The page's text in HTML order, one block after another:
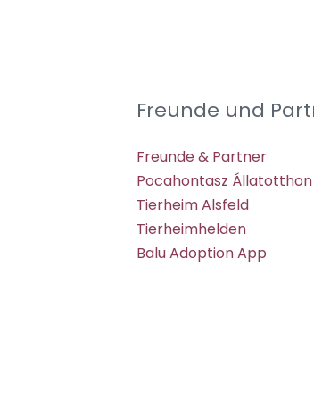
Freunde und
Freunde & Partner
Pocahontasz Állatotthon
Tierheim Alsfeld
Tierheimhelden
Balu Adoption App